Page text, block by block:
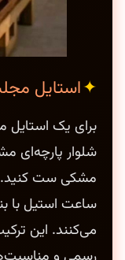
استایل
برای یک استایل
شلوار پارچه‌ای
مشکی ست
ساعت استیل با
می‌کنند. این